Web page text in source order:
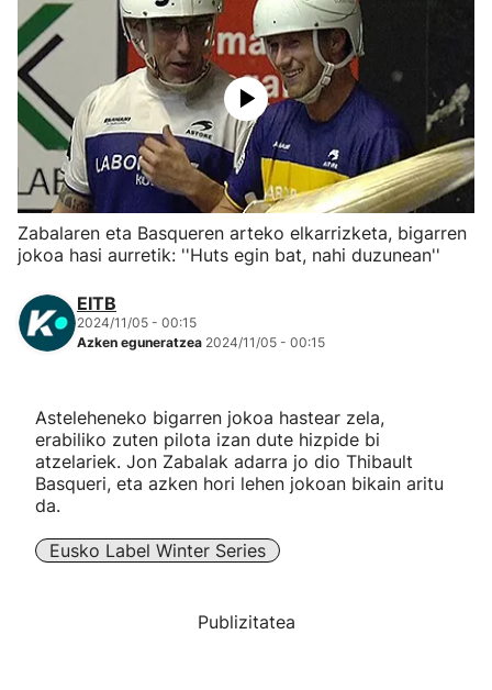
Herri-kirolak
Eskubaloia
Kirolak 360
Atletismoa
Kirol gehiago
Zabalaren eta Basqueren arteko elkarrizketa, bigarren
jokoa hasi aurretik: ''Huts egin bat, nahi duzunean''
EITB
2024/11/05 - 00:15
Azken eguneratzea 2024/11/05 - 00:15
Asteleheneko bigarren jokoa hastear zela,
erabiliko zuten pilota izan dute hizpide bi
atzelariek. Jon Zabalak adarra jo dio Thibault
Basqueri, eta azken hori lehen jokoan bikain aritu
da.
Eusko Label Winter Series
Publizitatea